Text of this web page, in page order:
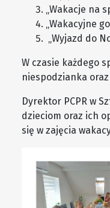
„Wakacje na
„Wakacyjne
„Wyjazd do
W czasie każdego
niespodzianka
Dyrektor PCPR w
dzieciom oraz ich
się w zajęcia